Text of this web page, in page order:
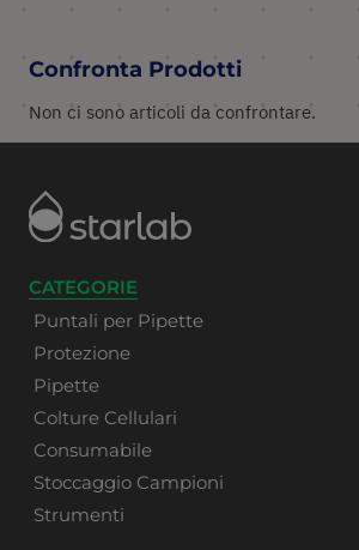
Confronta Prodotti
Non ci sono articoli da confrontare.
CATEGORIE
Puntali per Pipette
Protezione
Pipette
Colture Cellulari
Consumabile
Stoccaggio Campioni
Strumenti